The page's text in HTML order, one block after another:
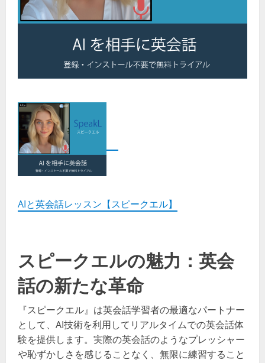
AIと英会話レッスン【スピークエル】
スピークエルの魅力：英会
話の新たな革命
『スピークエル』は英会話学習者の最適なパートナー
として、AI技術を利用してリアルタイムでの英会話体
験を提供します。実際の英会話のようなプレッシャー
や恥ずかしさを感じることなく、無限に練習すること